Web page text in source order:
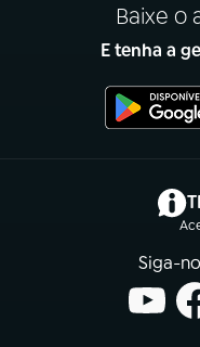
Baixe o
E tenha a
Siga-